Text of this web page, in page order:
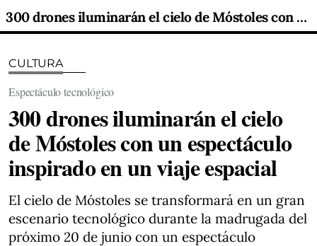
300 drones iluminarán el cielo de Móstoles con un espectáculo inspirado en un viaje espacial
CULTURA
Espectáculo tecnológico
300 drones iluminarán el cielo
de Móstoles con un espectáculo
inspirado en un viaje espacial
El cielo de Móstoles se transformará en un gran
escenario tecnológico durante la madrugada del
próximo 20 de junio con un espectáculo